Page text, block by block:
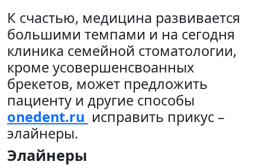
К счастью, медицина развивается
большими темпами и на сегодня
клиника семейной стоматологии,
кроме усовершенсвоанных
брекетов, может предложить
пациенту и другие способы
onedent.ru исправить прикус –
элайнеры.
Элайнеры